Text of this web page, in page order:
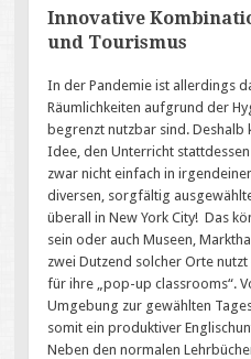
Innovative
und Tourismus
In der Pandemie ist allerdings
Räumlichkeiten aufgrund der
begrenzt nutzbar sind. Deshalb
Idee, den Unterricht
zwar nicht einfach in
diversen, sorgfältig
überall in New York City! Das
sein oder auch Museen,
zwei Dutzend solcher Orte
für ihre „pop-up classrooms“.
Umgebung zur gewählten
somit ein produktiver
Neben den normalen